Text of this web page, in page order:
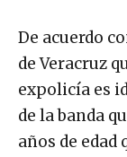
De acuerdo
de Veracruz
expolicía es
de la banda
años de edad